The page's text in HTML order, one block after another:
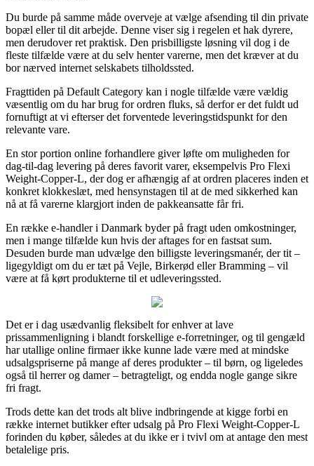
Du burde på samme måde overveje at vælge afsending til din private
bopæl eller til dit arbejde. Denne viser sig i regelen et hak dyrere,
men derudover ret praktisk. Den prisbilligste løsning vil dog i de
fleste tilfælde være at du selv henter varerne, men det kræver at du
bor nærved internet selskabets tilholdssted.
Fragttiden på Default Category kan i nogle tilfælde være vældig
væsentlig om du har brug for ordren fluks, så derfor er det fuldt ud
fornuftigt at vi efterser det forventede leveringstidspunkt for den
relevante vare.
En stor portion online forhandlere giver løfte om muligheden for
dag-til-dag levering på deres favorit varer, eksempelvis Pro Flexi
Weight-Copper-L, der dog er afhængig af at ordren placeres inden et
konkret klokkeslæt, med hensynstagen til at de med sikkerhed kan
nå at få varerne klargjort inden de pakkeansatte får fri.
En række e-handler i Danmark byder på fragt uden omkostninger,
men i mange tilfælde kun hvis der aftages for en fastsat sum.
Desuden burde man udvælge den billigste leveringsmanér, der tit –
ligegyldigt om du er tæt på Vejle, Birkerød eller Bramming – vil
være at få kørt produkterne til et udleveringssted.
Det er i dag usædvanlig fleksibelt for enhver at lave
prissammenligning i blandt forskellige e-forretninger, og til gengæld
har utallige online firmaer ikke kunne lade være med at mindske
udsalgspriserne på mange af deres produkter – til børn, og ligeledes
også til herrer og damer – betragteligt, og endda nogle gange sikre
fri fragt.
Trods dette kan det trods alt blive indbringende at kigge forbi en
række internet butikker efter udsalg på Pro Flexi Weight-Copper-L
forinden du køber, således at du ikke er i tvivl om at antage den mest
betalelige pris.